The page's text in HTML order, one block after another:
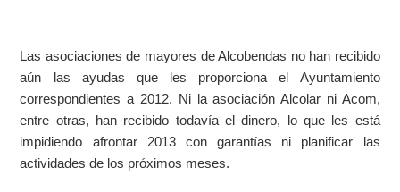
Las asociaciones de mayores de Alcobendas no han recibido
aún las ayudas que les proporciona el Ayuntamiento
correspondientes a 2012. Ni la asociación Alcolar ni Acom,
entre otras, han recibido todavía el dinero, lo que les está
impidiendo afrontar 2013 con garantías ni planificar las
actividades de los próximos meses.